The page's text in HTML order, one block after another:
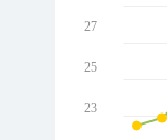
27
25
23